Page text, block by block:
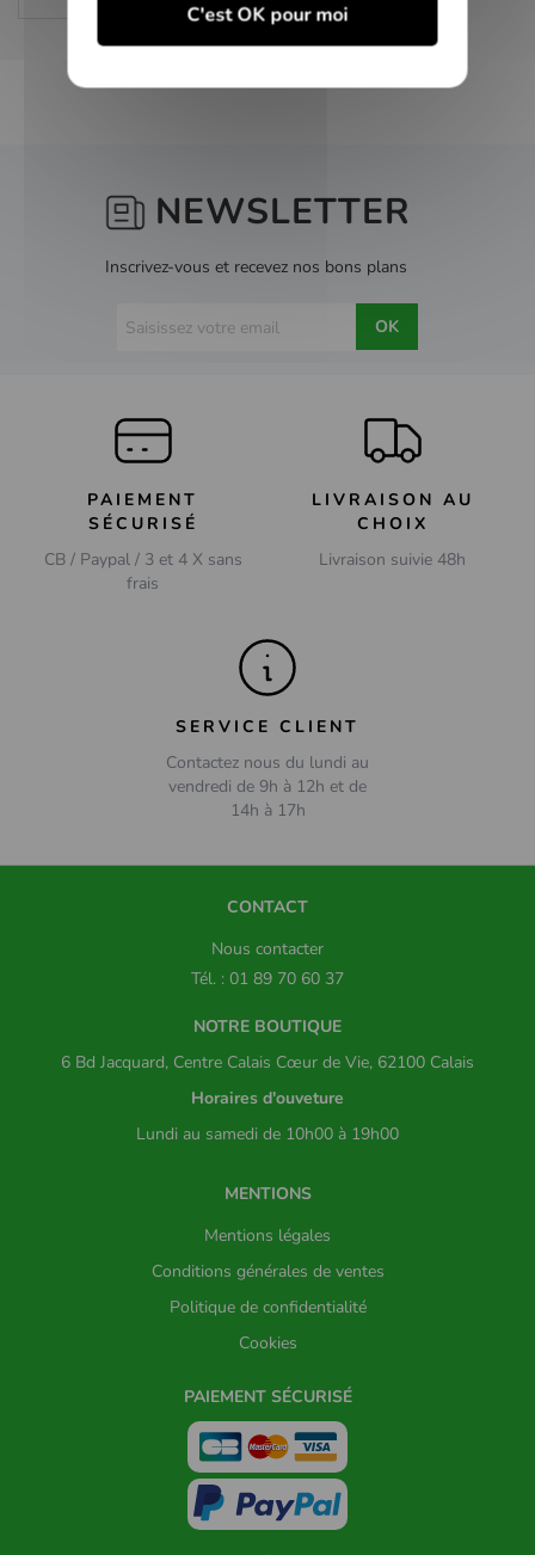
NEWSLETTER
Inscrivez-vous et recevez nos bons plans
OK
PAIEMENT
SÉCURISÉ
CB / Paypal / 3 et 4 X sans
frais
LIVRAISON AU
CHOIX
Livraison suivie 48h
SERVICE CLIENT
Contactez nous du lundi au
vendredi de 9h à 12h et de
14h à 17h
CONTACT
Nous contacter
Tél. : 01 89 70 60 37
NOTRE BOUTIQUE
6 Bd Jacquard, Centre Calais Cœur de Vie, 62100 Calais
Horaires d'ouveture
Lundi au samedi de 10h00 à 19h00
MENTIONS
Mentions légales
Conditions générales de ventes
Politique de confidentialité
Cookies
PAIEMENT SÉCURISÉ
C'est OK pour moi